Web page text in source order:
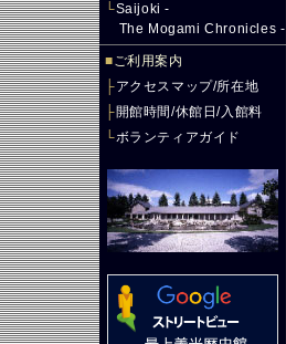
└Saijoki -
The Mogami Chronicles -
■ご利用案内
├アクセスマップ/所在地
├開館時間/休館日/入館料
└ボランティアガイド